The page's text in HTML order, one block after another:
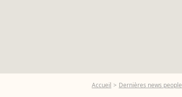
Accueil Dernières news people